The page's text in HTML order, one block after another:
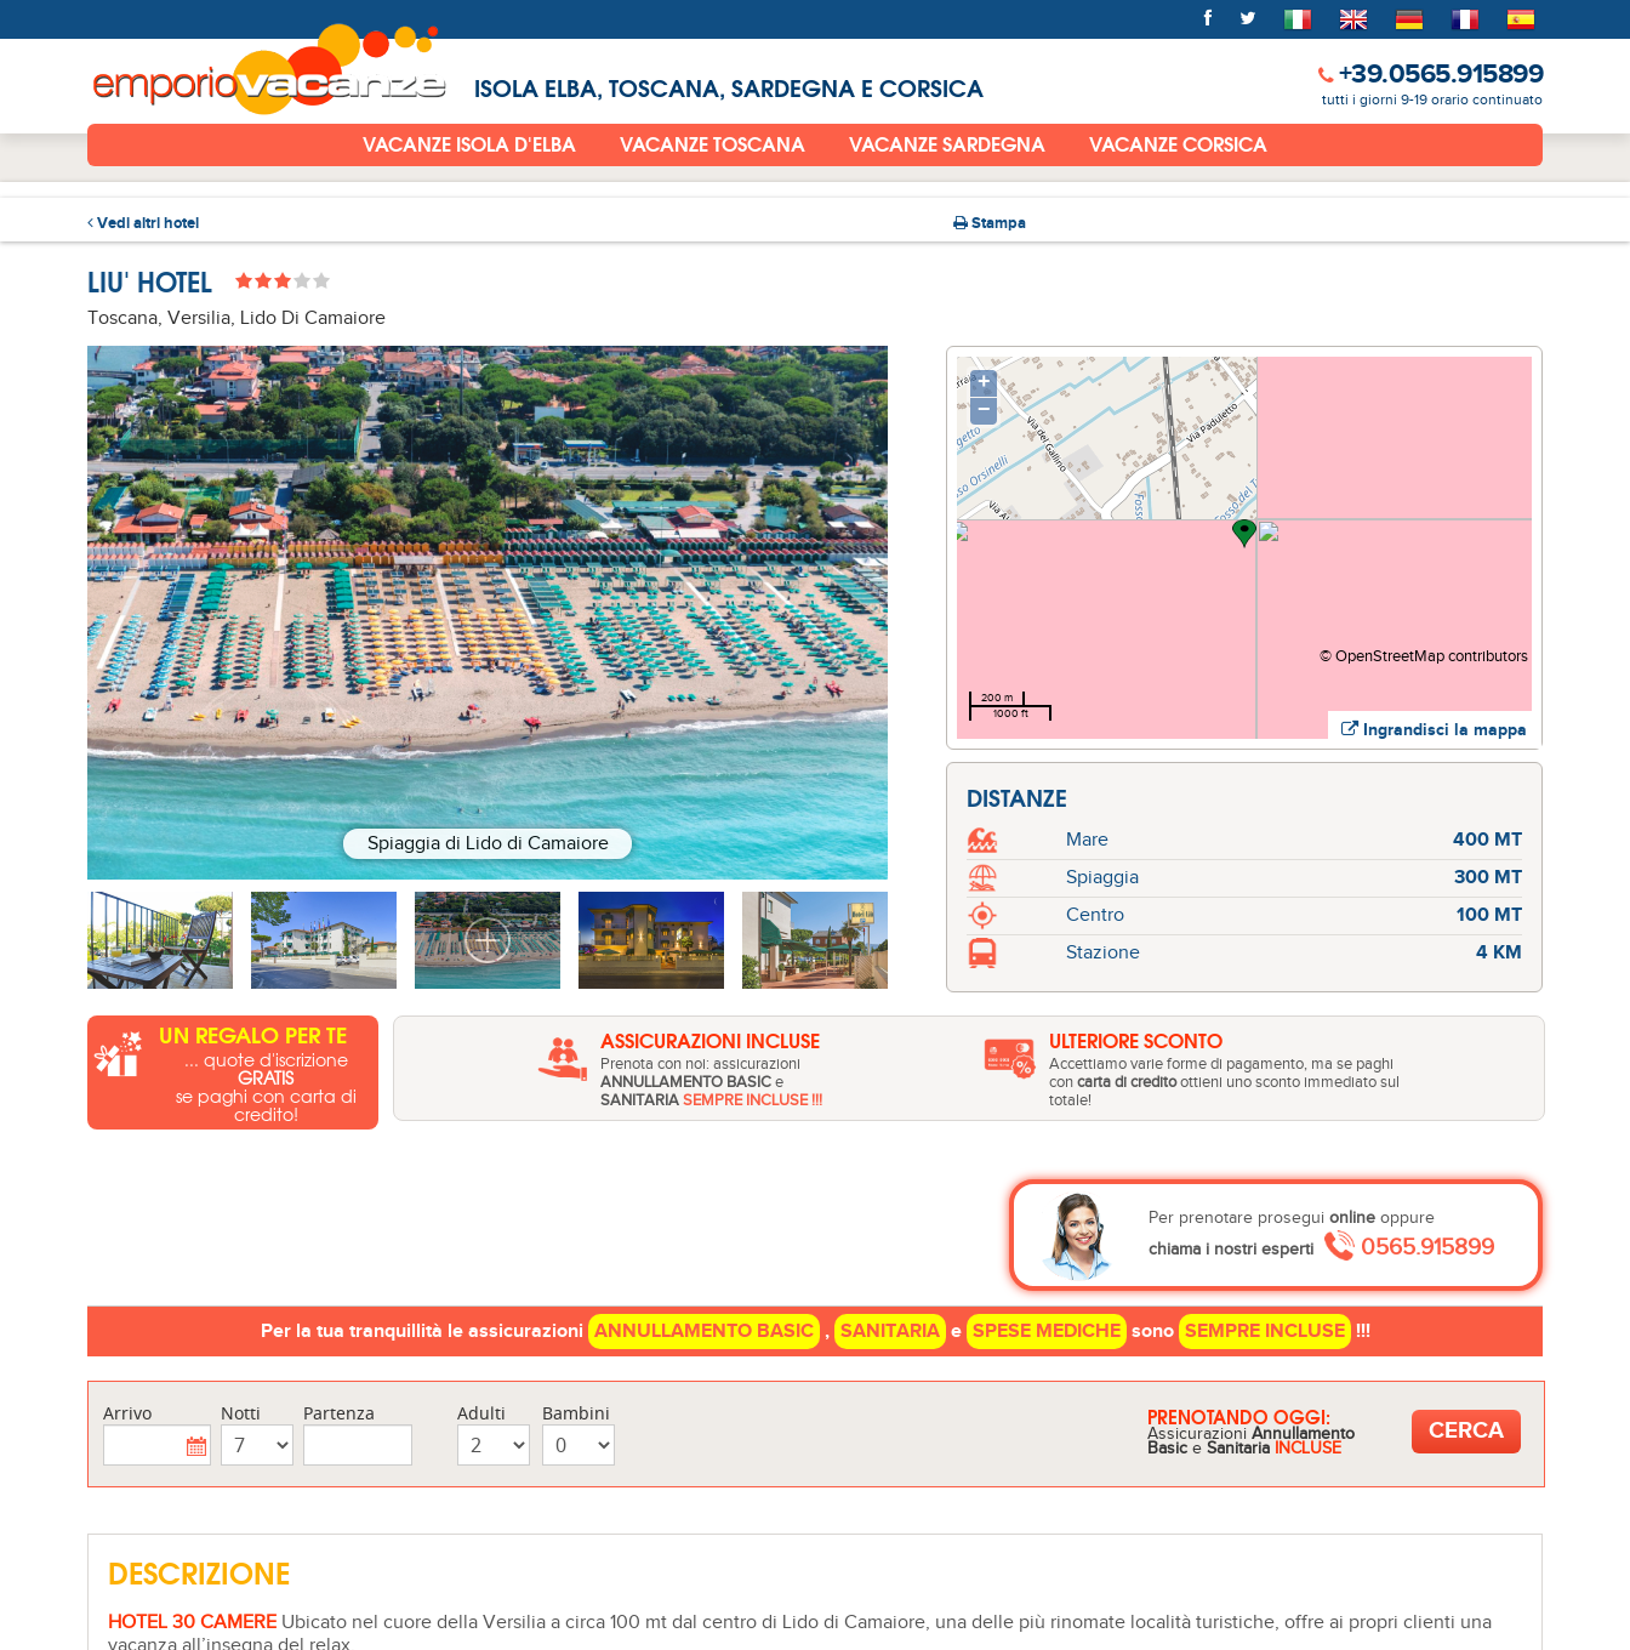
ISOLA ELBA, TOSCANA, SARDEGNA E CORSICA +39.0565.915899
tutti i giorni 9-19 orario continuato
VACANZE ISOLA D'ELBA VACANZE TOSCANA VACANZE SARDEGNA VACANZE CORSICA
Vedi altri hotel Stampa
LIU' HOTEL
Toscana, Versilia, Lido Di Camaiore
Spiaggia di Lido di Camaiore
Ingrandisci la mappa
+
−
©OpenStreetMapcontributors
200 m
1000 ft
DISTANZE
Mare
400 MT
Spiaggia
300 MT
Centro
100 MT
Stazione
4 KM
UN REGALO PER TE
... quote d'iscrizione
GRATIS
se paghi con carta di
credito!
ASSICURAZIONI INCLUSE
Prenota con noi: assicurazioni
ANNULLAMENTO BASICe
SANITARIASEMPRE INCLUSE !!!
ULTERIORE SCONTO
Accettiamo varie forme di pagamento, ma se paghi
con carta di creditoottieni uno sconto immediato sul
totale!
Per prenotare prosegui onlineoppure
chiama i nostri esperti
0565.915899
Per la tua tranquillità le assicurazioni ANNULLAMENTO BASIC , SANITARIA e SPESE MEDICHE sono SEMPRE INCLUSE !!!
Arrivo Notti Partenza Adulti Bambini PRENOTANDO OGGI:
Assicurazioni Annullamento
Basice Sanitaria INCLUSE
DESCRIZIONE
HOTEL 30 CAMERE Ubicato nel cuore della Versilia a circa 100 mt dal centro di Lido di Camaiore, una delle più rinomate località turistiche, offre ai propri clienti una